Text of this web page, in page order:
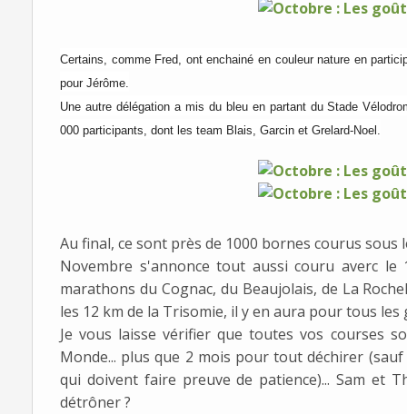
Certains, comme Fred, ont enchainé en couleur nature en
pour Jérôme.
Une autre délégation a mis du bleu en partant du Stade
000 participants, dont les team Blais, Garcin et Grelard-Noel.
Au final, ce sont près de 1000 bornes courus sous
Novembre s'annonce tout aussi couru averc
marathons du Cognac, du Beaujolais, de La
les 12 km de la Trisomie, il y en aura pour tous
Je vous laisse vérifier que toutes vos courses
Monde... plus que 2 mois pour tout déchirer
qui doivent faire preuve de patience)... Sam et
détrôner ?